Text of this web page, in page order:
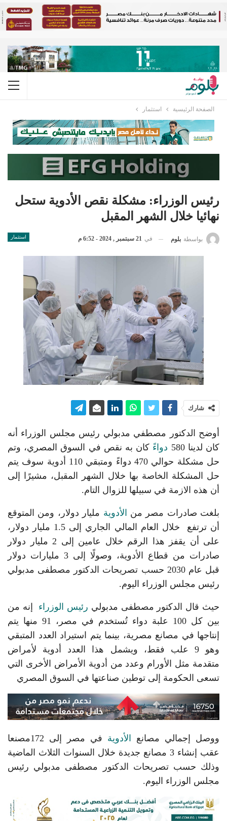
الصفحة الرئيسية استثمار
رئيس الوزراء: مشكلة نقص الأدوية ستحل
نهائيا خلال الشهر المقبل
استثمار بواسطة بلوم في 21 سبتمبر , 2024 - 6:52 م
شارك
أوضح الدكتور مصطفي مدبولي رئيس مجلس الوزراء أنه
كان لدينا 580
دواءً كان به نقص في السوق المصري، وتم
حل مشكلة حوالي 470 دواءً ومتبقي 110 أدوية سوف يتم
حل المشكلة الخاصة بها خلال الشهر المقبل، مشيرًا إلى
أن هذه الازمة في سبيلها للزوال التام.
بلغت صادرات مصر من الأدوية مليار دولار، ومن المتوقع
أن ترتفع خلال العام المالي الجاري إلى 1.5 مليار دولار،
على أن يقفز هذا الرقم خلال عامين إلى 2 مليار دولار
صادرات من قطاع الأدوية، وصولًا إلى 3 مليارات دولار
قبل عام 2030 حسب تصريحات الدكتور مصطفى مدبولي
رئيس مجلس الوزراء اليوم.
حيث قال الدكتور مصطفى مدبولي رئيس الوزراء إنه من
بين كل 100 علبة دواء تُستخدم في مصر، 91 منها يتم
إنتاجها في مصانع مصرية، بينما يتم استيراد العدد المتبقي
وهو 9 علب فقط، ويشمل هذا العدد أدوية لأمراض
متقدمة مثل الأورام وعدد من أدوية الأمراض الأخرى التي
تسعى الحكومة إلى توطين صناعتها في السوق المصري
ووصل إجمالي مصانع الأدوية
في مصر إلى 172مصنعا
عقب إنشاء 3 مصانع جديدة خلال السنوات الثلاث الماضية
وذلك حسب تصريحات الدكتور مصطفى مدبولي رئيس
مجلس الوزراء اليوم.